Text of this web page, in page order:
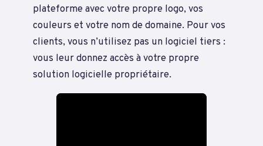
plateforme avec votre propre logo, vos
couleurs et votre nom de domaine. Pour vos
clients, vous n’utilisez pas un logiciel tiers :
vous leur donnez accès à votre propre
solution logicielle propriétaire.